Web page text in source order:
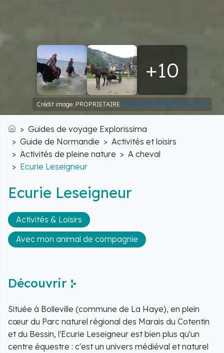
+10
Crédit image: PROPRIETAIRE normandie.media.tourinsoft.eu
Accueil
Guides de voyage Explorissima
Guide de Normandie
Activités et loisirs
Activités de pleine nature
A cheval
Ecurie Leseigneur
Ecurie Leseigneur
Activités & Loisirs
Avec mon animal de compagnie
Découvrir
Située à Bolleville (commune de La Haye), en plein
cœur du Parc naturel régional des Marais du Cotentin
et du Bessin, l'Ecurie Leseigneur est bien plus qu'un
centre équestre : c'est un univers médiéval et naturel